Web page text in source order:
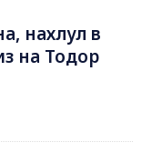
нахлул в
на Тодор